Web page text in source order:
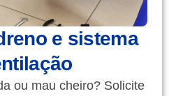
e sistema
ou mau cheiro? Solicite